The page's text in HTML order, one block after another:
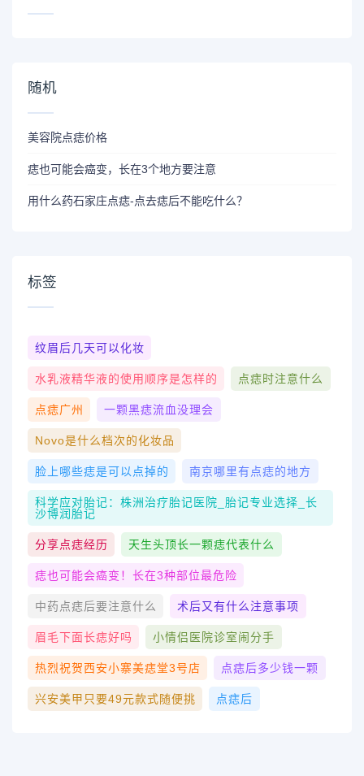
随机
美容院点痣价格
痣也可能会癌变，长在3个地方要注意
用什么药石家庄点痣-点去痣后不能吃什么？
标签
纹眉后几天可以化妆
水乳液精华液的使用顺序是怎样的 点痣时注意什么
点痣广州 一颗黑痣流血没理会
Novo是什么档次的化妆品
脸上哪些痣是可以点掉的 南京哪里有点痣的地方
科学应对胎记：株洲治疗胎记医院_胎记专业选择_长
沙博润胎记
分享点痣经历 天生头顶长一颗痣代表什么
痣也可能会癌变！长在3种部位最危险
中药点痣后要注意什么 术后又有什么注意事项
眉毛下面长痣好吗 小情侣医院诊室闹分手
热烈祝贺西安小寨美痣堂3号店 点痣后多少钱一颗
兴安美甲只要49元款式随便挑 点痣后